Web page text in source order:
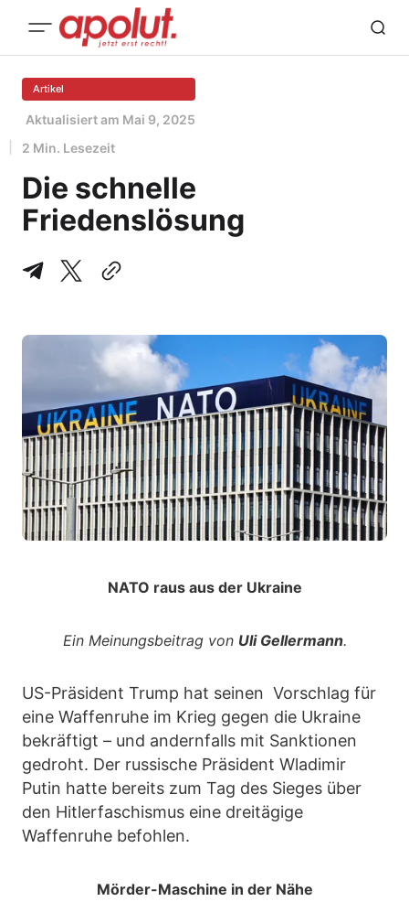
Artikel
Aktualisiert am Mai 9, 2025
2 Min. Lesezeit
Die schnelle
Friedenslösung
NATO raus aus der Ukraine
Ein Meinungsbeitrag von Uli Gellermann.
US-Präsident Trump hat seinen Vorschlag für
eine Waffenruhe im Krieg gegen die Ukraine
bekräftigt – und andernfalls mit Sanktionen
gedroht. Der russische Präsident Wladimir
Putin hatte bereits zum Tag des Sieges über
den Hitlerfaschismus eine dreitägige
Waffenruhe befohlen.
Mörder-Maschine in der Nähe